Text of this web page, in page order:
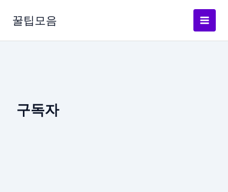
로
꿀팁모음
구독자